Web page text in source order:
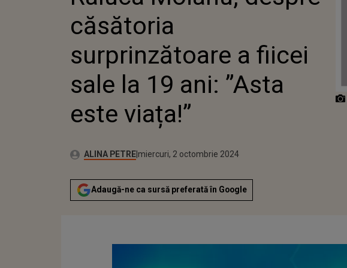
FIICEI SALE LA 19 ANI:
căsătoria
surprinzătoare a fiicei
sale la 19 ani: ”Asta
este viața!”
Autor:ALINA PETREPublicat:
miercuri, 2 octombrie 2024
Actualizat:
miercuri, 2 octombrie 2024
Adaugă-ne ca sursă preferată în Google